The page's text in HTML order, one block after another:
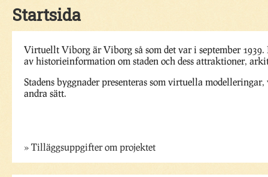
Startsida
Virtuellt Viborg är Viborg så som det var i september
av historieinformation om staden och dess attraktioner,
Stadens byggnader presenteras som virtuella
andra sätt.
Tilläggsuppgifter om projektet